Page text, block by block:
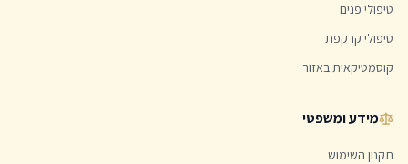
טיפולי פנים
טיפולי קרקפת
קוסמטיקאית באזור
מידע ומשפטי
תקנון השימוש